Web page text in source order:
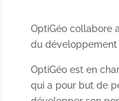
OptiGéo collabore
du développement
OptiGéo est en
qui a pour but de